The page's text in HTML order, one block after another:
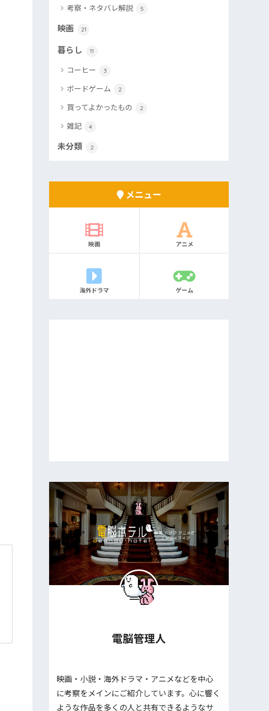
考察・ネタバレ解説 5
映画 21
暮らし 11
コーヒー 3
ボードゲーム 2
買ってよかったもの 2
雑記 4
未分類 2
メニュー
映画 アニメ
海外ドラマ ゲーム
電脳管理人
映画・小説・海外ドラマ・アニメなどを中心
に考察をメインにご紹介しています。心に響く
ような作品を多くの人と共有できるようなサ